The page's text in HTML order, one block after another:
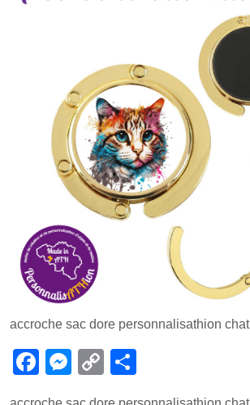
accroche sac dore personnalisathion chat
F
M
C